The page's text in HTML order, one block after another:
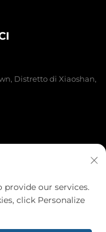
Distretto di Xiaoshan,
Materials Co., Ltd.
sulla Privacy
provide our services.
click Personalize